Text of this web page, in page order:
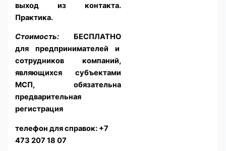
выход из контакта.
Практика.
Стоимость: БЕСПЛАТНО
для предпринимателей и
сотрудников компаний,
являющихся субъектами
МСП, обязательна
предварительная
регистрация
телефон для справок: +7
473 207 18 07